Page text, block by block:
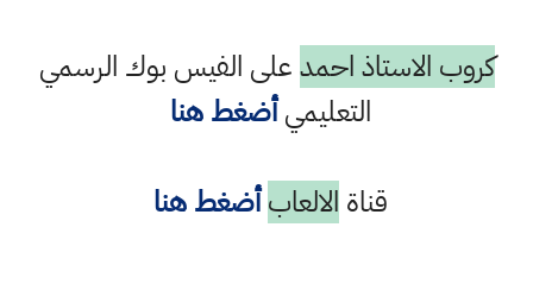
كروب الاستاذ احمدعلى الفيس بوك الرسمي
التعليميأضغط هنا
قناة الالعاب أضغط هنا